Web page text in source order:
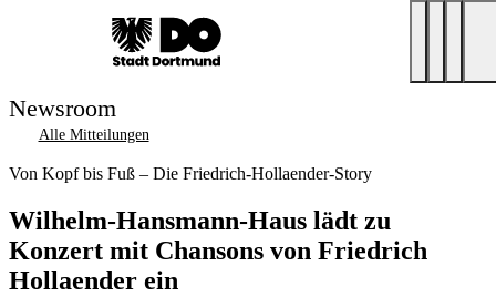
Newsroom
Alle Mitteilungen
Von Kopf bis Fuß – Die Friedrich-Hollaender-Story
Wilhelm-Hansmann-Haus lädt zu
Konzert mit Chansons von Friedrich
Hollaender ein